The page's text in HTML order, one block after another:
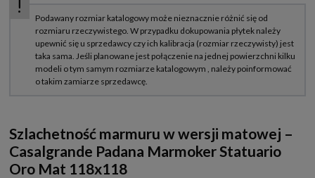
Szlachetność marmuru w wersji matowej –
Casalgrande Padana Marmoker Statuario
Oro Mat 118x118